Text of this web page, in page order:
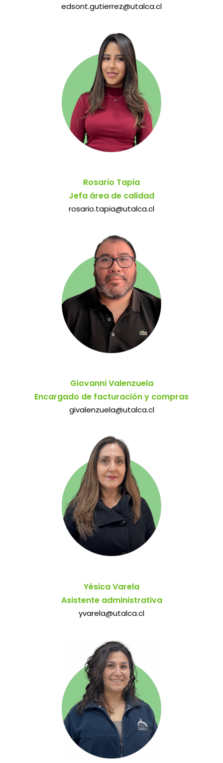
edsont.gutierrez@utalca.cl
Rosario Tapia
Jefa área de calidad
rosario.tapia@utalca.cl
Giovanni Valenzuela
Encargado de facturación y compras
givalenzuela@utalca.cl
Yésica Varela
Asistente administrativa
yvarela@utalca.cl